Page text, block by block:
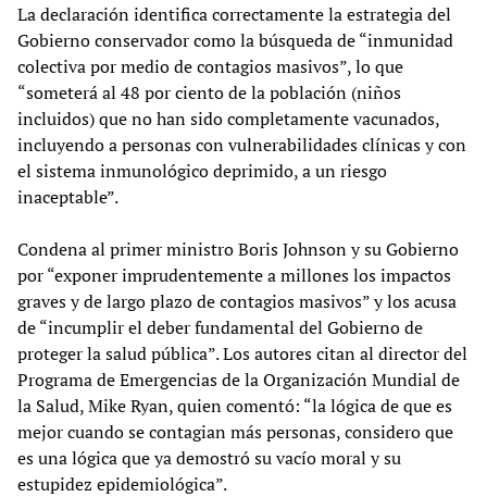
La declaración identifica correctamente la estrategia del
Gobierno conservador como la búsqueda de “inmunidad
colectiva por medio de contagios masivos”, lo que
“someterá al 48 por ciento de la población (niños
incluidos) que no han sido completamente vacunados,
incluyendo a personas con vulnerabilidades clínicas y con
el sistema inmunológico deprimido, a un riesgo
inaceptable”.
Condena al primer ministro Boris Johnson y su Gobierno
por “exponer imprudentemente a millones los impactos
graves y de largo plazo de contagios masivos” y los acusa
de “incumplir el deber fundamental del Gobierno de
proteger la salud pública”. Los autores citan al director del
Programa de Emergencias de la Organización Mundial de
la Salud, Mike Ryan, quien comentó: “la lógica de que es
mejor cuando se contagian más personas, considero que
es una lógica que ya demostró su vacío moral y su
estupidez epidemiológica”.